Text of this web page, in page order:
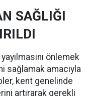
SAĞLIĞI
yayılmasını önlemek
sağlamak amacıyla
kent genelinde
artırarak gerekli